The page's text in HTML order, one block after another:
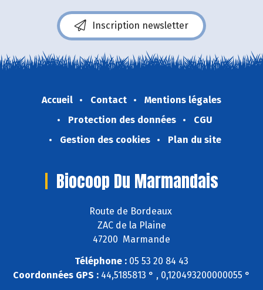
Inscription newsletter
Accueil Contact
Mentions légales
Protection des données
CGU
Gestion des cookies
Plan du site
Biocoop Du Marmandais
Route de Bordeaux
ZAC de la Plaine
47200 Marmande
Téléphone : 05 53 20 84 43
Coordonnées GPS : 44,5185813 ° , 0,120493200000055 °